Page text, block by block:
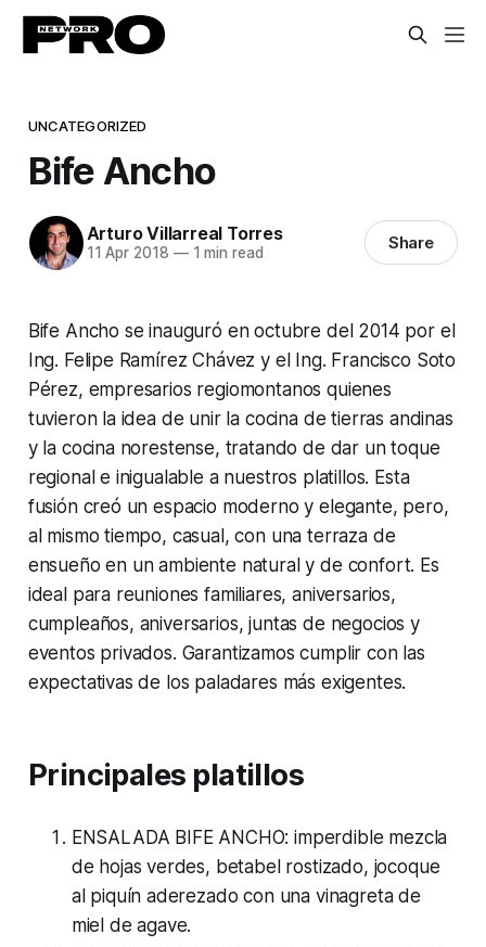
UNCATEGORIZED
Bife Ancho
Arturo Villarreal Torres
11 Apr 2018 —1 min read Share
Bife Ancho se inauguró en octubre del 2014 por el
Ing. Felipe Ramírez Chávez y el Ing. Francisco Soto
Pérez, empresarios regiomontanos quienes
tuvieron la idea de unir la cocina de tierras andinas
y la cocina norestense, tratando de dar un toque
regional e inigualable a nuestros platillos. Esta
fusión creó un espacio moderno y elegante, pero,
al mismo tiempo, casual, con una terraza de
ensueño en un ambiente natural y de confort. Es
ideal para reuniones familiares, aniversarios,
cumpleaños, aniversarios, juntas de negocios y
eventos privados. Garantizamos cumplir con las
expectativas de los paladares más exigentes.
Principales platillos
ENSALADA BIFE ANCHO: imperdible mezcla
de hojas verdes, betabel rostizado, jocoque
al piquín aderezado con una vinagreta de
miel de agave.